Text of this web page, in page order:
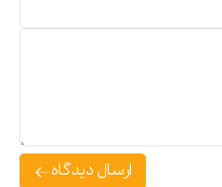
ارسال دیدگاه